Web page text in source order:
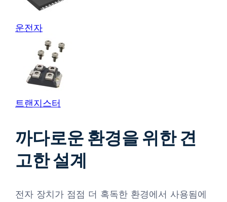
운전자
트랜지스터
까다로운 환경을 위한 견
고한 설계
전자 장치가 점점 더 혹독한 환경에서 사용됨에